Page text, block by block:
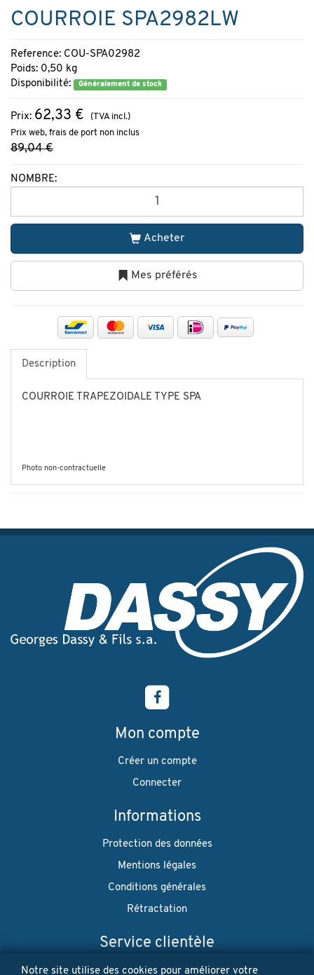
COURROIE SPA2982LW
Reference: COU-SPA02982
Poids: 0,50 kg
Disponibilité:
Généralement de stock
Prix: 62,33 €
(TVA incl.)
Prix web, frais de port non inclus
89,04 €
NOMBRE:
Acheter
Mes préférés
Description
COURROIE TRAPEZOIDALE TYPE SPA
Photo non-contractuelle
Mon compte
Créer un compte
Connecter
Informations
Protection des données
Mentions légales
Conditions générales
Rétractation
Service clientèle
Envoi
Notre site utilise des cookies pour améliorer votre